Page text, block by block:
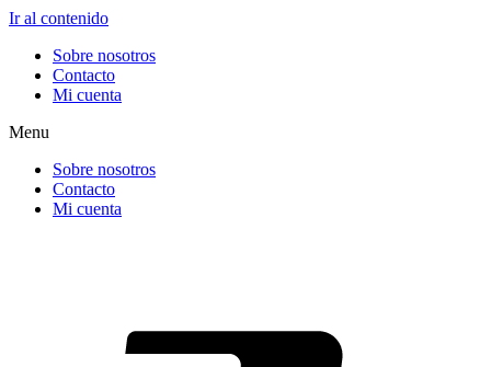
Ir al contenido
Sobre nosotros
Contacto
Mi cuenta
Menu
Sobre nosotros
Contacto
Mi cuenta